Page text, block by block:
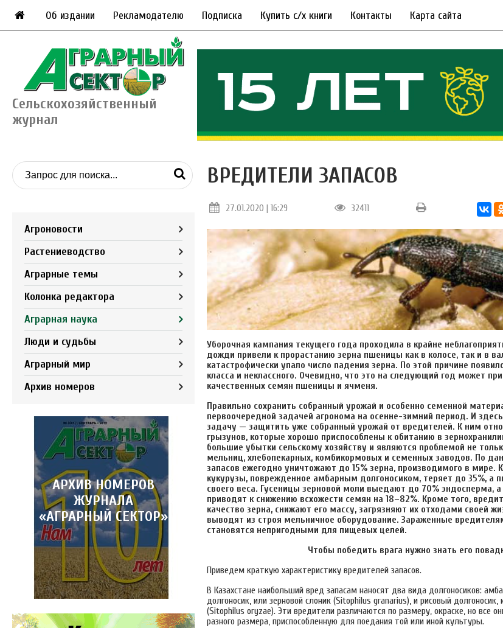
Об издании Рекламодателю Подписка Купить с/х книги Контакты Карта сайта
Сельскохозяйственный
журнал
Агроновости
Растениеводство
Аграрные темы
Колонка редактора
Аграрная наука
Люди и судьбы
Аграрный мир
Архив номеров
АРХИВ НОМЕРОВ
ЖУРНАЛА
«АГРАРНЫЙ СЕКТОР»
ВРЕДИТЕЛИ ЗАПАСОВ
27.01.2020 | 16:29 32411
Уборочная кампания текущего года проходила в крайне
дожди привели к прорастанию зерна пшеницы как в колосе, так и в
катастрофически упало число падения зерна. По этой причине
класса и неклассного. Очевидно, что это на следующий год может
качественных семян пшеницы и ячменя.
Правильно сохранить собранный урожай и особенно семенной
первоочередной задачей агронома на осенне-зимний период. И
задачу — защитить уже собранный урожай от вредителей. К ним
грызунов, которые хорошо приспособлены к обитанию в
большие убытки сельскому хозяйству и являются проблемой не
мельниц, хлебопекарных, комбикормовых и семенных заводов. По
запасов ежегодно уничтожают до 15% зерна, производимого в мире.
кукурузы, поврежденное амбарным долгоносиком, теряет до 35%, а
своего веса. Гусеницы зерновой моли выедают до 70% эндосперма,
приводят к снижению всхожести семян на 18–82%. Кроме того,
качество зерна, снижают его массу, загрязняют их отходами своей
выводят из строя мельничное оборудование. Зараженные
становятся непригодными для пищевых целей.
Чтобы победить врага нужно знать его
Приведем краткую характеристику вредителей запасов.
В Казахстане наибольший вред запасам наносят два вида долгоносиков:
долгоносик, или зерновой слоник (Sitophilus granarius), и рисовый долгоносик,
(Sitophilus oryzae). Эти вредители различаются по размеру, окраске, но все
разного размера, приспособленную для поедания той или иной культуры.